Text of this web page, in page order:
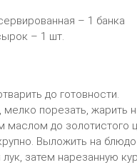
– 1 банка
– 1 шт.
до готовности.
мелко порезать, жарить
маслом до золотистого
Выложить на
затем нарезанную